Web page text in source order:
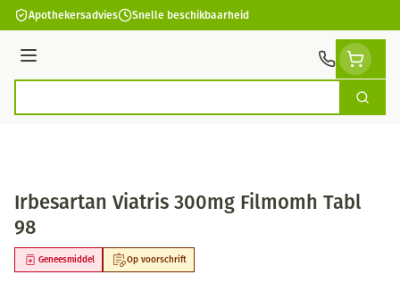
Ga naar de inhoud
Apothekersadvies Snelle beschikbaarheid
Menu
Zoek
Irbesartan Viatris 300mg Filmomh Tabl
98
Op voorschrift
Geneesmiddel